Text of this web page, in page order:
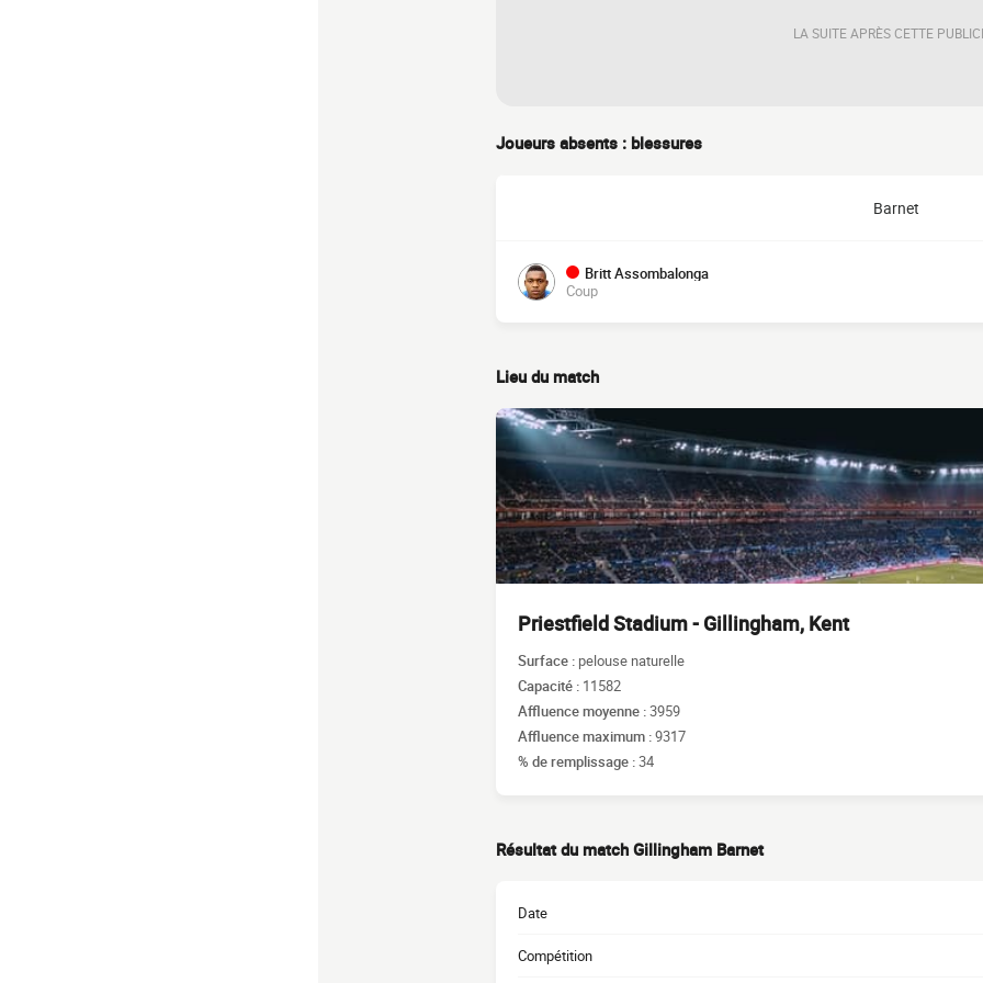
LA SUITE APRÈS CETTE
Joueurs absents : blessures
Barnet
Britt Assombalonga
Coup
Lieu du match
Priestfield Stadium - Gillingham, Kent
Surface : pelouse naturelle
Capacité : 11582
Affluence moyenne :3959
Affluence maximum :9317
% de remplissage :34
Résultat du match Gillingham Barnet
Date
Compétition